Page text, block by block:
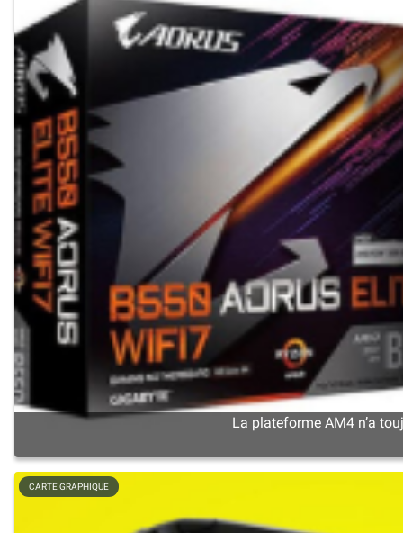
La plateforme AM4 n’a
CARTE GRAPHIQUE